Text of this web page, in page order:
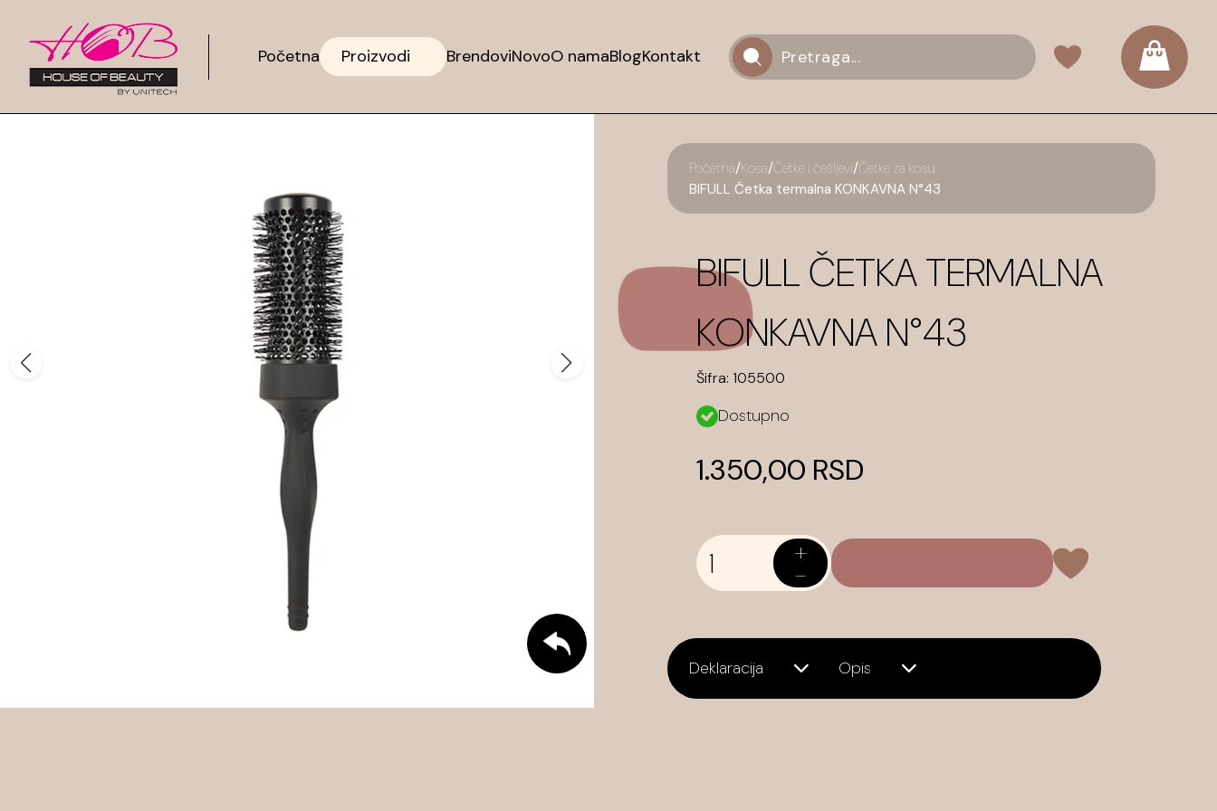
Početna Proizvodi BrendoviNovoO namaBlogKontakt
Početna/Kosa/Četke i češljevi/Četke za kosu
BIFULL Četka termalna KONKAVNA N°43
BIFULL ČETKA TERMALNA
KONKAVNA N°43
Šifra: 105500
Dostupno
1.350,00 RSD
+
-
Deklaracija Opis